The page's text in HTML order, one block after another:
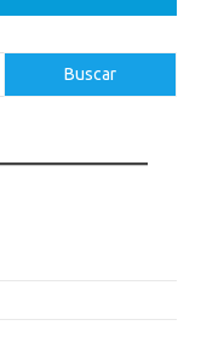
Buscar